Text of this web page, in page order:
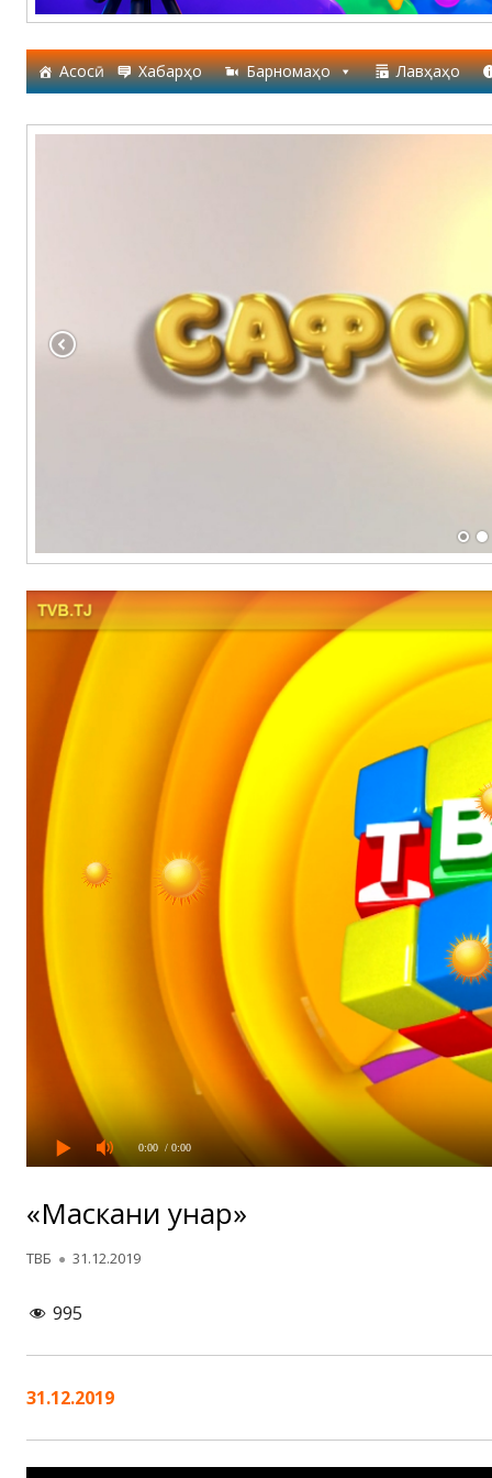
Асосӣ Хабарҳо Барномаҳо Лавҳаҳо
0:00 / 0:00
«Маскани ҳунар»
Автор
ТВБ Опубликовано
31.12.2019
995
31.12.2019